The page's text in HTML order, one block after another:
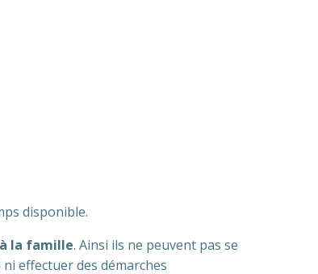
disponible.
la famille. Ainsi ils ne peuvent pas se
effectuer des démarches